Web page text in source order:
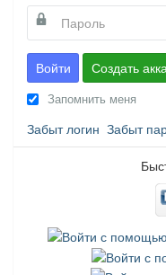
Войти Создать
Запомнить меня
Забыт логин Забыт